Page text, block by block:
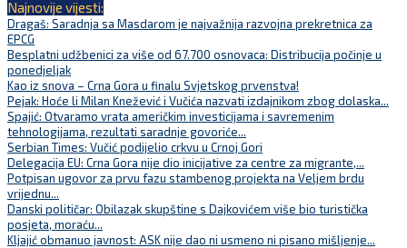
Najnovije vijesti:
Dragaš: Saradnja sa Masdarom je najvažnija razvojna prekretnica za
EPCG
Besplatni udžbenici za više od 67.700 osnovaca: Distribucija počinje u
ponedjeljak
Kao iz snova – Crna Gora u finalu Svjetskog prvenstva!
Pejak: Hoće li Milan Knežević i Vučića nazvati izdajnikom zbog dolaska...
Spajić: Otvaramo vrata američkim investicijama i savremenim
tehnologijama, rezultati saradnje govoriće...
Serbian Times: Vučić podijelio crkvu u Crnoj Gori
Delegacija EU: Crna Gora nije dio inicijative za centre za migrante,...
Potpisan ugovor za prvu fazu stambenog projekta na Veljem brdu
vrijednu...
Danski političar: Obilazak skupštine s Dajkovićem više bio turistička
posjeta, moraću...
Kljajić obmanuo javnost: ASK nije dao ni usmeno ni pisano mišljenje...